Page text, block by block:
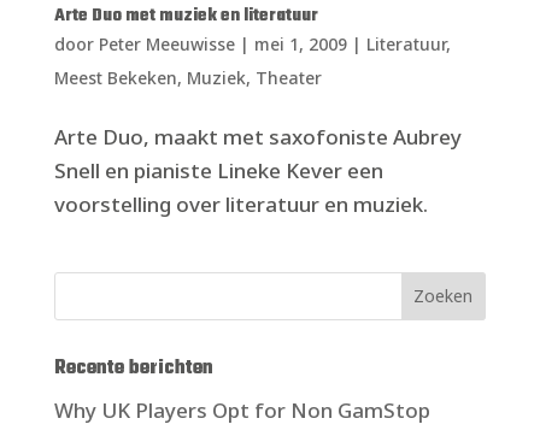
Arte Duo met muziek en literatuur
door Peter Meeuwisse| mei 1, 2009| Literatuur,
Meest Bekeken, Muziek, Theater
Arte Duo, maakt met saxofoniste Aubrey
Snell en pianiste Lineke Kever een
voorstelling over literatuur en muziek.
Zoeken
Recente berichten
Why UK Players Opt for Non GamStop